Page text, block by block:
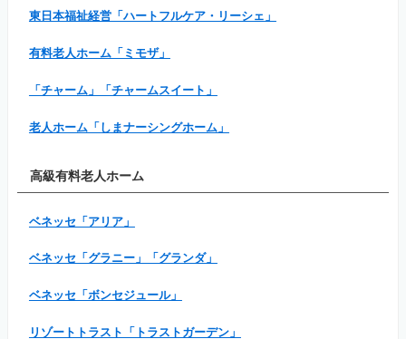
東日本福祉経営「ハートフルケア・リーシェ」
有料老人ホーム「ミモザ」
「チャーム」「チャームスイート」
老人ホーム「しまナーシングホーム」
高級有料老人ホーム
ベネッセ「アリア」
ベネッセ「グラニー」「グランダ」
ベネッセ「ボンセジュール」
リゾートトラスト「トラストガーデン」